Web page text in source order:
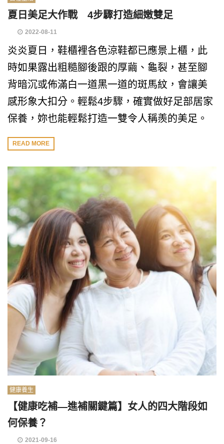
夏日美足大作戰 4步驟打造細嫩雙足
2022-08-11
炎炎夏日，鞋櫃裡各色涼鞋都已應景上櫃，此
時如果露出粗糙腳後跟的厚繭、龜裂，甚至腳
背暗沉或佈滿白一道黑一道的斑馬紋，會讓美
感形象大扣分。輕鬆4步驟，確實做好足部居家
保養，妳也能輕鬆打造一雙令人稱羨的美足。
READ MORE
健康養生
【健康吃補—進補關鍵篇】女人的四大階段如
何保養？
2021-09-16